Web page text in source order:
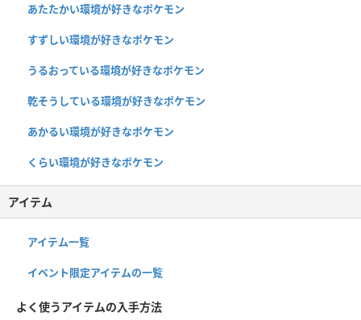
あたたかい環境が好きなポケモン
すずしい環境が好きなポケモン
うるおっている環境が好きなポケモン
乾そうしている環境が好きなポケモン
あかるい環境が好きなポケモン
くらい環境が好きなポケモン
アイテム
アイテム一覧
イベント限定アイテムの一覧
よく使うアイテムの入手方法